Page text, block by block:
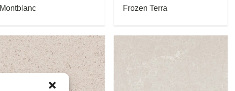
Montblanc Frozen Terra